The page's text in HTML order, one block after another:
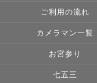
ご利用の流れ
カメラマン一覧
お宮参り
七五三